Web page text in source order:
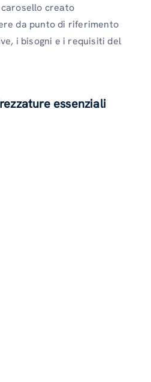
creato
da punto di riferimento
i bisogni e i requisiti del
essenziali